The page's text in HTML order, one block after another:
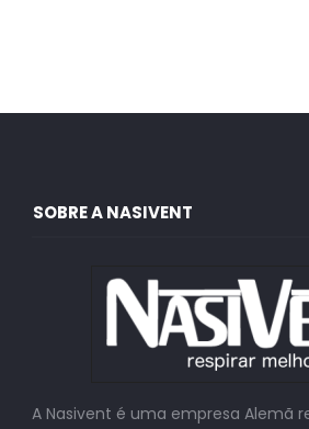
SOBRE A NASIVENT
A Nasivent é uma empresa Alemã